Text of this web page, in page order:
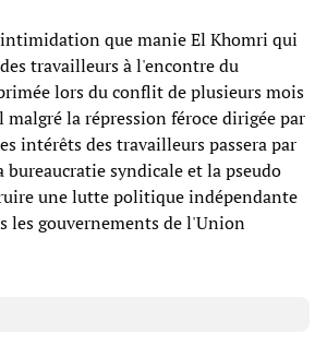
que manie El Khomri qui
travailleurs à l'encontre du
lors du conflit de plusieurs mois
la répression féroce dirigée par
intérêts des travailleurs passera par
bureaucratie syndicale et la pseudo
une lutte politique indépendante
les gouvernements de l'Union